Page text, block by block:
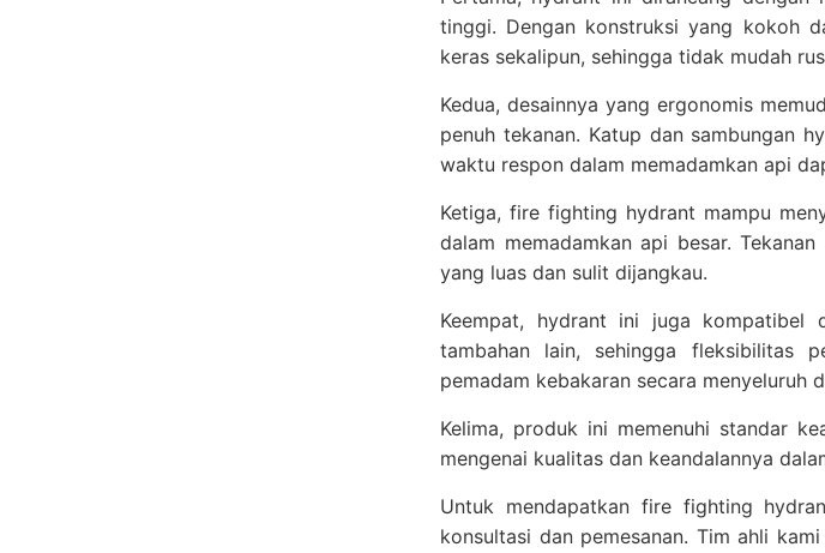
tinggi. Dengan konstruksi yang kokoh
keras sekalipun, sehingga tidak mudah
Kedua, desainnya yang ergonomis
penuh tekanan. Katup dan sambungan
waktu respon dalam memadamkan api
Ketiga, fire fighting hydrant mampu
dalam memadamkan api besar.
yang luas dan sulit dijangkau.
Keempat, hydrant ini juga kompatibel
tambahan lain, sehingga fleksibilitas
pemadam kebakaran secara menyeluruh
Kelima, produk ini memenuhi standar
mengenai kualitas dan keandalannya
Untuk mendapatkan fire fighting
konsultasi dan pemesanan. Tim ahli